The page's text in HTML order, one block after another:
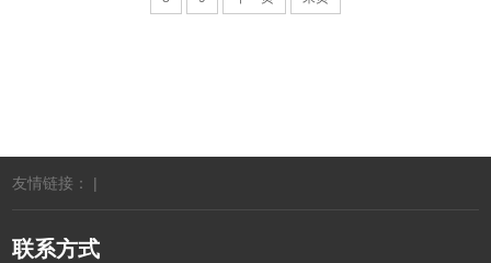
友情链接： |
联系方式